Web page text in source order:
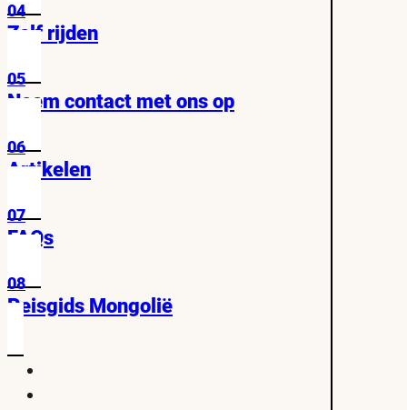
04
Zelf rijden
05
Neem contact met ons op
06
Artikelen
07
FAQs
08
Reisgids Mongolië